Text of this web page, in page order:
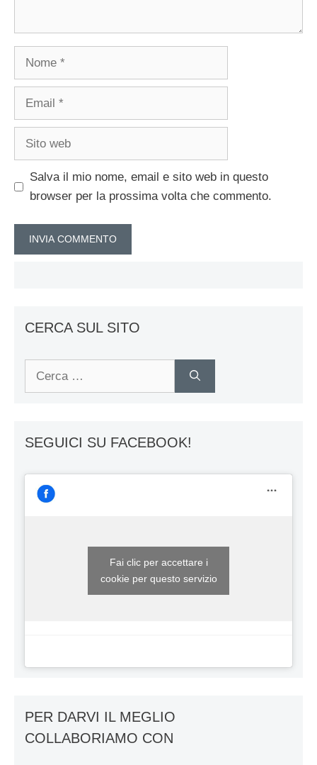
Nome
Email
Sito
Salva il mio nome, email e sito web in questo
browser per la prossima volta che commento.
CERCA SUL SITO
Ricerca
SEGUICI SU FACEBOOK!
Fai clic per accettare i
cookie per questo servizio
PER DARVI IL MEGLIO
COLLABORIAMO CON